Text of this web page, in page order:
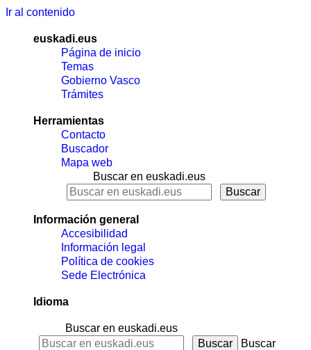
Ir al contenido
euskadi.eus
Página de inicio
Temas
Gobierno Vasco
Trámites
Herramientas
Contacto
Buscador
Mapa web
Buscar en euskadi.eus
Información general
Accesibilidad
Información legal
Política de cookies
Sede Electrónica
Idioma
Buscar en euskadi.eus
Buscar